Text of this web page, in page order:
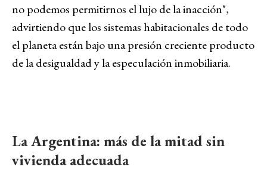
no podemos permitirnos el lujo de la inacción",
advirtiendo que los sistemas habitacionales de todo
el planeta están bajo una presión creciente producto
de la desigualdad y la especulación inmobiliaria.
La Argentina: más de la mitad sin
vivienda adecuada